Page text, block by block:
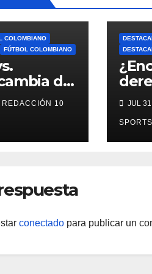
COLOMBIANO
FÚTBOL COLOMBIANO
de
el
motivos
REDACCIÓN 10 JUL
SPORTS
conectado para publicar un